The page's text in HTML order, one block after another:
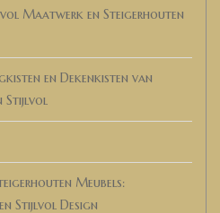
vol Maatwerk en Steigerhouten
en Dekenkisten van
Stijlvol
Meubels:
Stijlvol Design